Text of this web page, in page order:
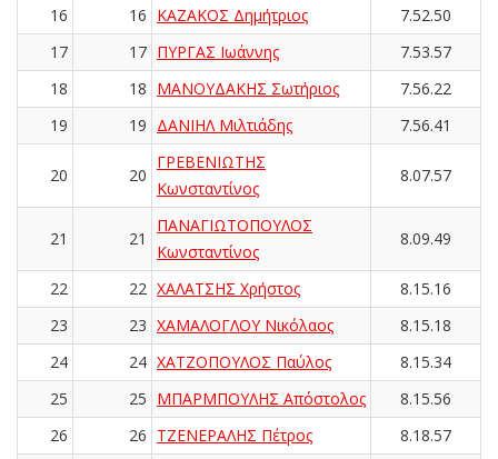
16
16 ΚΑΖΑΚΟΣ Δημήτριος
7.52.50
17
17 ΠΥΡΓΑΣ Ιωάννης
7.53.57
18
18 ΜΑΝΟΥΔΑΚΗΣ Σωτήριος
7.56.22
19
19 ΔΑΝΙΗΛ Μιλτιάδης 7.56.41
20 20
ΓΡΕΒΕΝΙΩΤΗΣ
Κωνσταντίνος
8.07.57
21 21
ΠΑΝΑΓΙΩΤΟΠΟΥΛΟΣ
Κωνσταντίνος
8.09.49
22 22 ΧΑΛΑΤΣΗΣ Χρήστος
8.15.16
23
23 ΧΑΜΑΛΟΓΛΟΥ Νικόλαος
8.15.18
24
24 ΧΑΤΖΟΠΟΥΛΟΣ Παύλος
8.15.34
25
25 ΜΠΑΡΜΠΟΥΛΗΣ Απόστολος
8.15.56
26
26 ΤΖΕΝΕΡΑΛΗΣ Πέτρος
8.18.57